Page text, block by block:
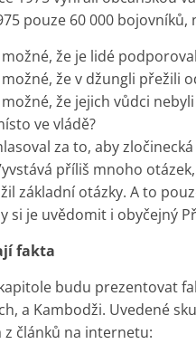
pouze 60 000 bojovníků,
možné, že je lidé
možné, že v džungli přežili
možné, že jejich vůdci
ve vládě?
za to, aby
příliš mnoho
základní otázky. A to
si je uvědomit i obyčejný
fakta
budu prezentovat
a Kambodži. Uvedené
z článků na internetu: